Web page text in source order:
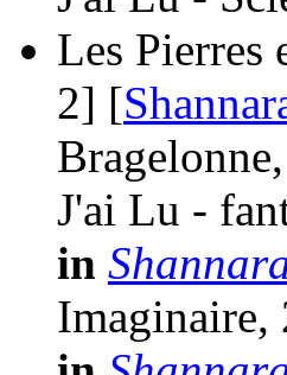
Les Pierres
2] [
J'ai Lu -
in
Imaginaire,